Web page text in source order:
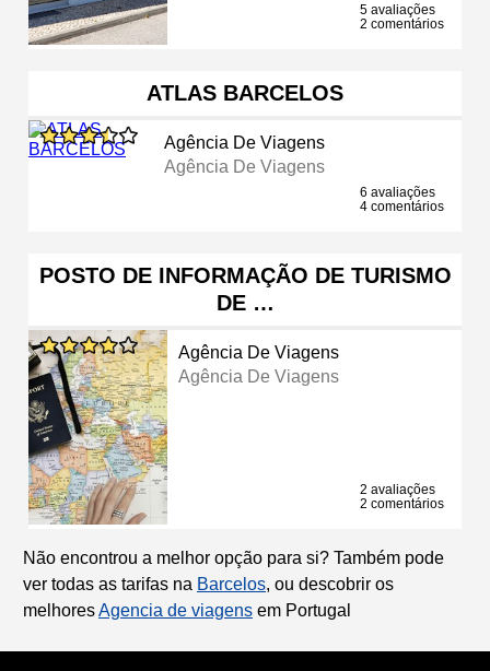
5 avaliações
2 comentários
ATLAS BARCELOS
Agência De Viagens
Agência De Viagens
6 avaliações
4 comentários
POSTO DE INFORMAÇÃO DE TURISMO
DE …
Agência De Viagens
Agência De Viagens
2 avaliações
2 comentários
Não encontrou a melhor opção para si? Também pode
ver todas as tarifas na Barcelos, ou descobrir os
melhoresAgencia de viagens em Portugal